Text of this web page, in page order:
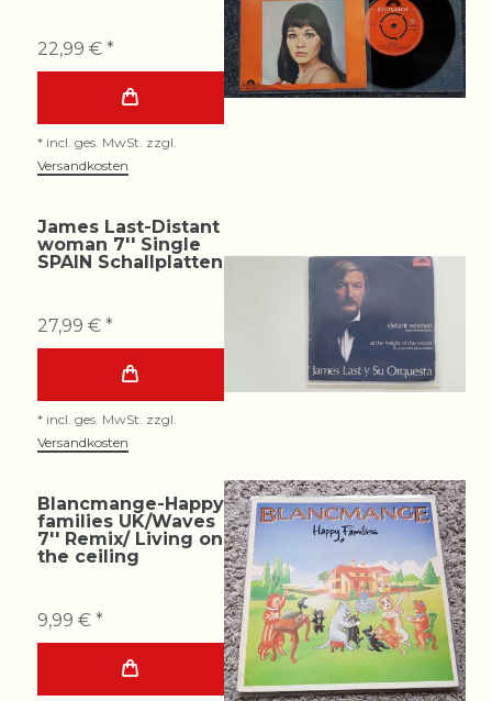
22,99 € *
* incl. ges. MwSt. zzgl.
Versandkosten
James Last-Distant
woman 7'' Single
SPAIN Schallplatten
27,99 € *
* incl. ges. MwSt. zzgl.
Versandkosten
Blancmange-Happy
families UK/Waves
7'' Remix/ Living on
the ceiling
9,99 € *